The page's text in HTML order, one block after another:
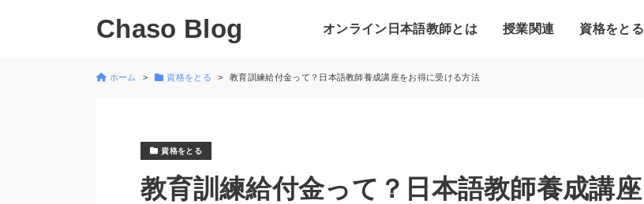
Chaso Blog オンライン日本語教師とは 授業関連 資格をとる
ホーム 資格をとる 教育訓練給付金って？日本語教師養成講座をお得に受ける方法
資格をとる
教育訓練給付金って？日本語教師養成講座